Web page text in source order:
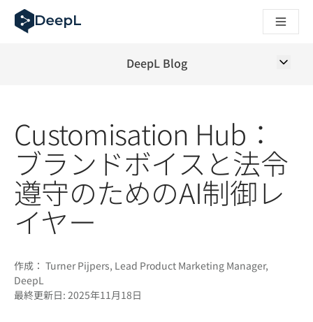
AIエージェント向けDeepL
DeepL Translation Flow：主要なユースケースや連携機能
How we brought Swiss German to DeepL
Translation Flowのご紹介：あらゆるチームの翻訳ワー
高品質なテキスト翻訳からリアルタイム音声翻訳までを支
Building an instantly accessible voice demo with DeepL
DeepL Blog
Customisation Hub：
ブランドボイスと法令
遵守のためのAI制御レ
イヤー
作成： Turner Pijpers, Lead Product Marketing Manager,
DeepL
最終更新日: 2025年11月18日